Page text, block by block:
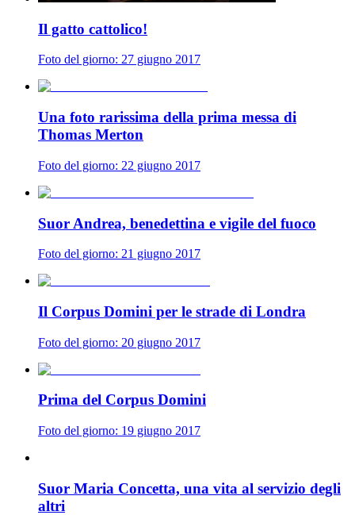
Il gatto cattolico!
Foto del giorno: 27 giugno 2017
Una foto rarissima della prima messa di
Thomas Merton
Foto del giorno: 22 giugno 2017
Suor Andrea, benedettina e vigile del fuoco
Foto del giorno: 21 giugno 2017
Il Corpus Domini per le strade di Londra
Foto del giorno: 20 giugno 2017
Prima del Corpus Domini
Foto del giorno: 19 giugno 2017
Suor Maria Concetta, una vita al servizio degli
altri